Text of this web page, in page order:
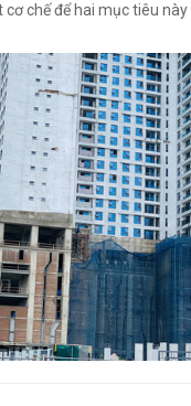
chế để hai mục tiêu